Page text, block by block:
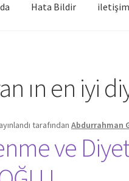
Hata Bildir iletişim
ın en iyi
tarafındanAbdurrahman
ve